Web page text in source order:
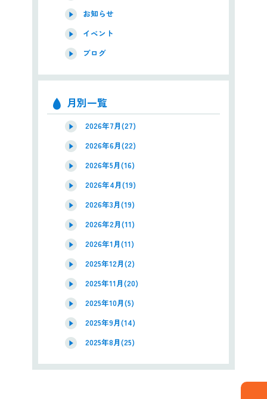
お知らせ
イベント
ブログ
月別一覧
2026年7月(27)
2026年6月(22)
2026年5月(16)
2026年4月(19)
2026年3月(19)
2026年2月(11)
2026年1月(11)
2025年12月(2)
2025年11月(20)
2025年10月(5)
2025年9月(14)
2025年8月(25)